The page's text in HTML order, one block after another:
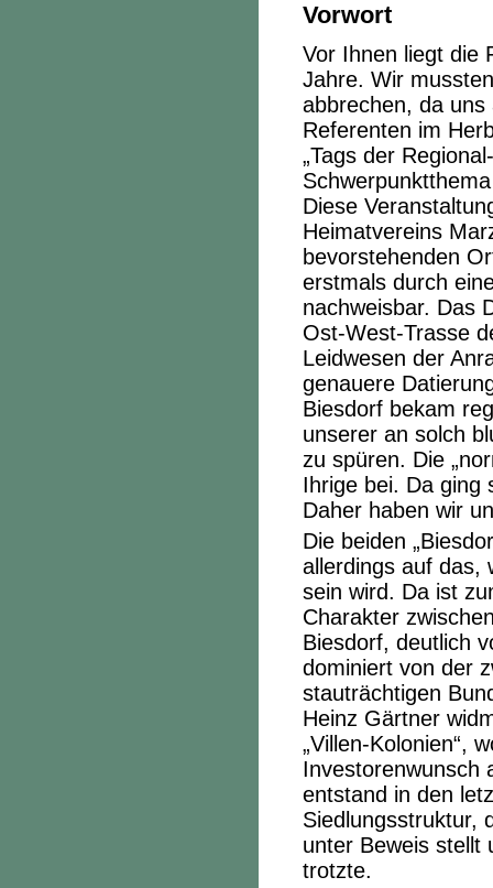
Vorwort
Vor Ihnen liegt die
Jahre. Wir
abbrechen, da
Referenten im
„Tags der
Diese
Heimatvereins
bevorstehenden
erstmals durch
nachweisbar. Das
Ost-West-Trasse
Leidwesen der
genauere
Biesdorf bekam
unserer an solch
zu spüren. Die
Ihrige bei. Da ging
Daher haben wir
Die beiden
allerdings auf das,
sein wird. Da ist
Charakter
Biesdorf, deutlich
dominiert von der
stauträchtigen
Heinz Gärtner
„Villen-Kolonien“,
Investorenwunsch
entstand in den
Siedlungsstruktur,
unter Beweis stellt
trotzte.